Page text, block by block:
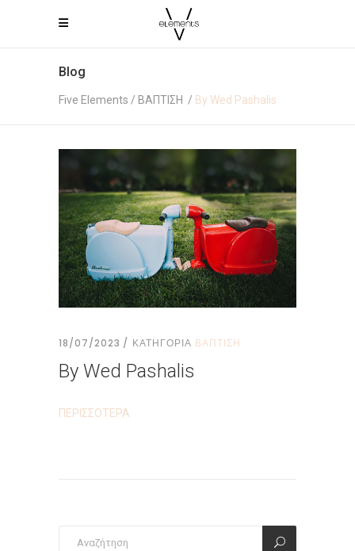
Blog
Five Elements / ΒΑΠΤΙΣΗ / By Wed Pashalis
18/07/2023 ΚΑΤΗΓΟΡΙΑ ΒΑΠΤΙΣΗ
By Wed Pashalis
ΠΕΡΙΣΣΟΤΕΡΑ